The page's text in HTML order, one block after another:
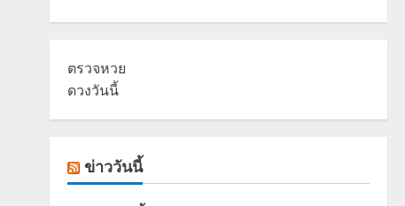
ตรวจหวย
ดวงวันนี้
ข่าววันนี้